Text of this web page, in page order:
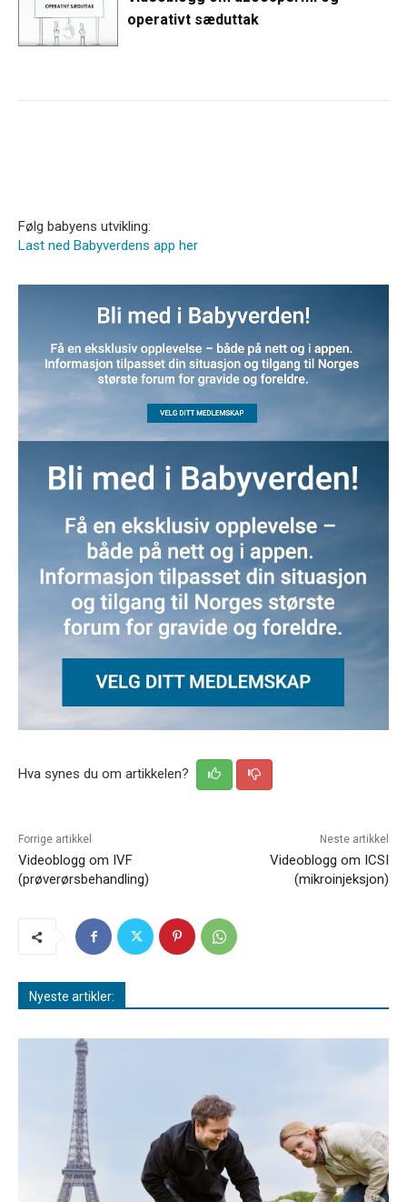
operativt sæduttak
Følg babyens utvikling:
Last ned Babyverdens app her
Hva synes du om artikkelen?
Forrige artikkel
Videoblogg om IVF
(prøverørsbehandling)
Neste artikkel
Videoblogg om ICSI
(mikroinjeksjon)
Nyeste artikler: